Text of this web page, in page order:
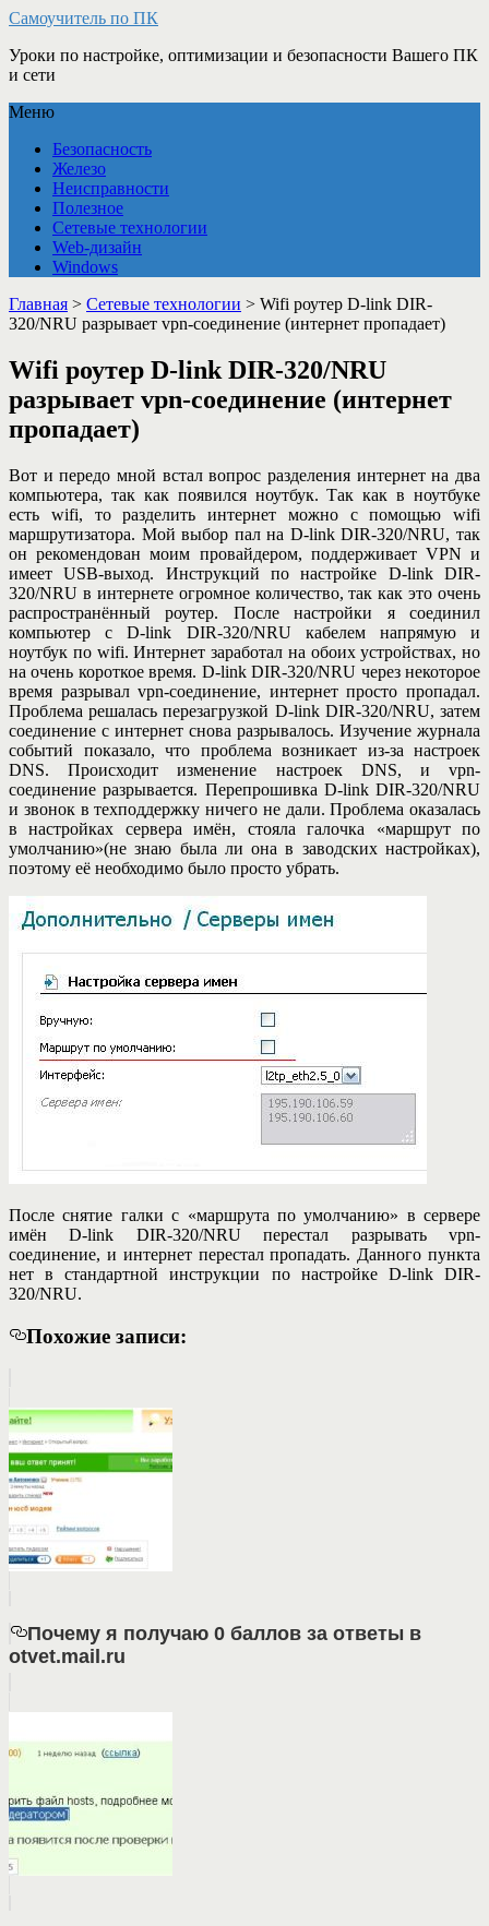
Самоучитель по ПК
Уроки по настройке, оптимизации и безопасности Вашего ПК
и сети
Меню
Безопасность
Железо
Неисправности
Полезное
Сетевые технологии
Web-дизайн
Windows
Главная > Сетевые технологии > Wifi роутер D-link DIR-
320/NRU разрывает vpn-соединение (интернет пропадает)
Wifi роутер D-link DIR-320/NRU
разрывает vpn-соединение (интернет
пропадает)
Вот и передо мной встал вопрос разделения интернет на два
компьютера, так как появился ноутбук. Так как в ноутбуке
есть wifi, то разделить интернет можно с помощью wifi
маршрутизатора. Мой выбор пал на D-link DIR-320/NRU, так
он рекомендован моим провайдером, поддерживает VPN и
имеет USB-выход. Инструкций по настройке D-link DIR-
320/NRU в интернете огромное количество, так как это очень
распространённый роутер. После настройки я соединил
компьютер с D-link DIR-320/NRU кабелем напрямую и
ноутбук по wifi. Интернет заработал на обоих устройствах, но
на очень короткое время. D-link DIR-320/NRU через некоторое
время разрывал vpn-соединение, интернет просто пропадал.
Проблема решалась перезагрузкой D-link DIR-320/NRU, затем
соединение с интернет снова разрывалось. Изучение журнала
событий показало, что проблема возникает из-за настроек
DNS. Происходит изменение настроек DNS, и vpn-
соединение разрывается. Перепрошивка D-link DIR-320/NRU
и звонок в техподдержку ничего не дали. Проблема оказалась
в настройках сервера имён, стояла галочка «маршрут по
умолчанию»(не знаю была ли она в заводских настройках),
поэтому её необходимо было просто убрать.
После снятие галки с «маршрута по умолчанию» в сервере
имён D-link DIR-320/NRU перестал разрывать vpn-
соединение, и интернет перестал пропадать. Данного пункта
нет в стандартной инструкции по настройке D-link DIR-
320/NRU.
Похожие записи:
Почему я получаю 0 баллов за ответы в
otvet.mail.ru